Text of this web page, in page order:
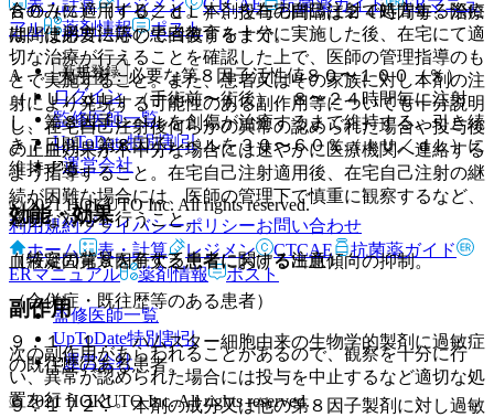
合のみに適用すること。本剤を在宅自己注射で処方する際に
は、使用方法等の患者教育を十分に実施した後、在宅にて適
切な治療が行えることを確認した上で、医師の管理指導のも
とで実施すること。また、患者又はその家族に対し本剤の注
射により発現する可能性のある副作用等についても十分説明
し、在宅自己注射後何らかの異常の認められた場合や投与後
の止血効果が不十分な場合には速やかに医療機関へ連絡する
よう指導すること。在宅自己注射適用後、在宅自己注射の継
続が困難な場合には、医師の管理下で慎重に観察するなど、
適切な対応を行うこと。
（特定の背景を有する患者に関する注意）
（合併症・既往歴等のある患者）
９．１．１． ハムスター細胞由来の生物学的製剤に過敏症
の既往歴のある患者。
９．１．２． 本剤の成分又は他の第８因子製剤に対し過敏
６０（％）（ＩＵ／ｄＬ）、投与の間隔は２４時間毎、治療
期間は必要に応じて回復するまで。
A． 大手術：必要な第８因子活性値８０〜１００（％）
（ＩＵ／ｄＬ）（手術前〜術後）、８〜２４時間毎に注射
し、第８因子レベルを創傷が治癒するまで維持する。引き続
き７日間、第８因子レベルを３０〜６０％（ＩＵ／ｄＬ）に
維持する。
効能・効果
血液凝固第８因子欠乏患者における出血傾向の抑制。
副作用
次の副作用があらわれることがあるので、観察を十分に行
い、異常が認められた場合には投与を中止するなど適切な処
置を行うこと。
アル
薬剤情報 ポスト
新規登録
ログイン
監修医師一覧
UpToDate特別割引
運営会社
© 2021 HOKUTO Inc. All rights reserved.
利用規約プライバシーポリシーお問い合わせ
ホーム
表・計算 レジメン CTCAE
抗菌薬ガイド
ERマニュアル
薬剤情報 ポスト
監修医師一覧
UpToDate特別割引
運営会社
© 2021 HOKUTO Inc. All rights reserved.